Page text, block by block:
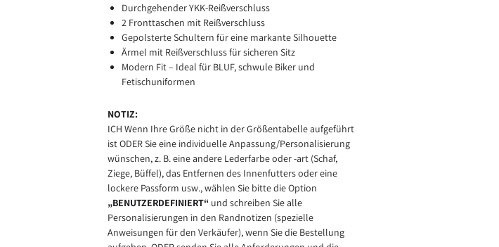
Durchgehender YKK-Reißverschluss
2 Fronttaschen mit Reißverschluss
Gepolsterte Schultern für eine markante Silhouette
Ärmel mit Reißverschluss für sicheren Sitz
Modern Fit – Ideal für BLUF, schwule Biker und
Fetischuniformen
NOTIZ:
ICH Wenn Ihre Größe nicht in der Größentabelle aufgeführt
ist ODER Sie eine individuelle Anpassung/Personalisierung
wünschen, z. B. eine andere Lederfarbe oder -art (Schaf,
Ziege, Büffel), das Entfernen des Innenfutters oder eine
lockere Passform usw., wählen Sie bitte die Option
„BENUTZERDEFINIERT“ und schreiben Sie alle
Personalisierungen in den Randnotizen (spezielle
Anweisungen für den Verkäufer), wenn Sie die Bestellung